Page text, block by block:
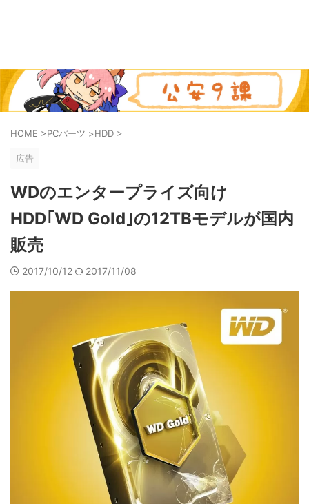
HOME >PCパーツ >HDD >
広告
WDのエンタープライズ向け
HDD｢WD Gold｣の12TBモデルが国内
販売
2017/10/12 2017/11/08